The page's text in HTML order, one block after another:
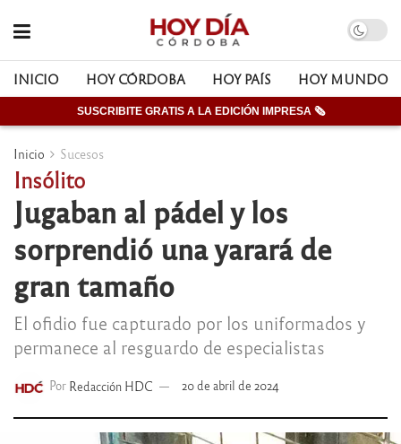
INICIO HOY CÓRDOBA HOY PAÍS HOY MUNDO
SUSCRIBITE GRATIS A LA EDICIÓN IMPRESA 🗞
Inicio Sucesos
Insólito
Jugaban al pádel y los
sorprendió una yarará de
gran tamaño
El ofidio fue capturado por los uniformados y
permanece al resguardo de especialistas
Por Redacción HDC 20 de abril de 2024